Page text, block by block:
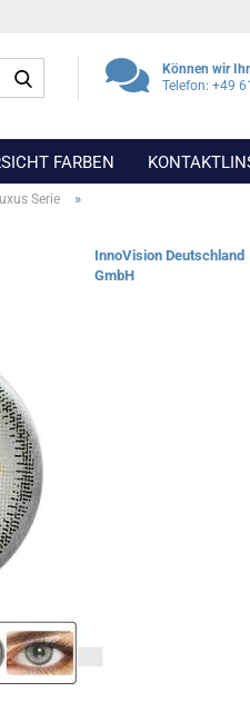
Können wir
Telefon: +49
FARBEN
Serie »
InnoVision Deutschland
GmbH